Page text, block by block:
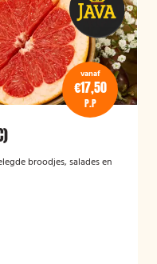
vanaf
€17,50
P.P
broodjes, salades en